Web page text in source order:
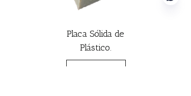
Placa Sólida de
Plástico.